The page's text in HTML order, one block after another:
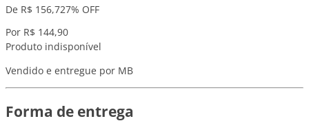
De R$ 156,727% OFF
Por R$ 144,90
Produto indisponível
Vendido e entregue por MB
Forma de entrega